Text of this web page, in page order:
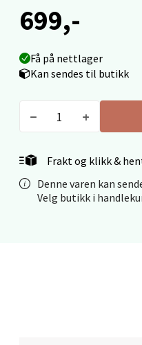
699,-
Få på nettlager
Kan sendes til butikk
Frakt og klikk &
Denne varen kan
Velg butikk i
Mo i Rana -
Åpent i dag 09-19
0 i butikk